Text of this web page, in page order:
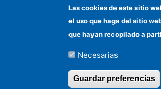
©Copyright 2026 Todos
Las cookies de este sitio
el uso que haga del sitio
que hayan recopilado a
Necesarias
Guardar preferencias